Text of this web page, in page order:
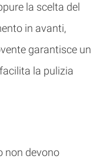
la scelta del
in avanti,
garantisce un
la pulizia
non devono